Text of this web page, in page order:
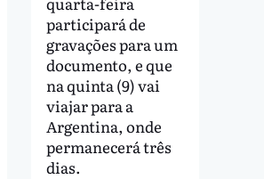
participará de
gravações para um
documento, e que
na quinta (9) vai
viajar para a
Argentina, onde
permanecerá três
dias.